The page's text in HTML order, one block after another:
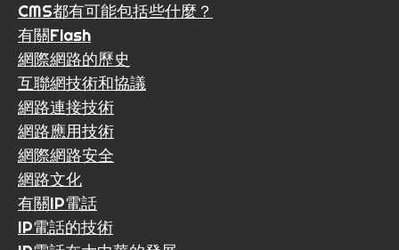
CMS都有可能包括些什麼？
有關Flash
網際網路的歷史
互聯網技術和協議
網路連接技術
網路應用技術
網際網路安全
網路文化
有關IP電話
IP電話的技術